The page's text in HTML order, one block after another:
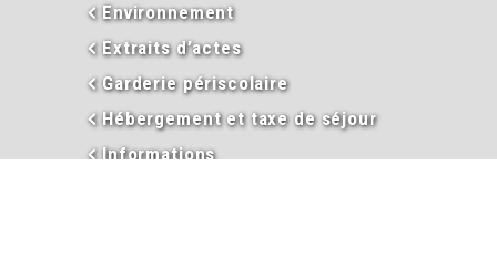
Environnement
Extraits d’actes
Garderie périscolaire
Hébergement et taxe de séjour
Informations